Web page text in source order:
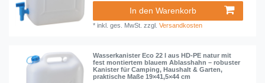
In den Warenkorb
*inkl. ges. MwSt. zzgl.Versandkosten
Wasserkanister Eco 22 l aus HD-PE natur mit
fest montiertem blauem Ablasshahn – robuster
Kanister für Camping, Haushalt & Garten,
praktische Maße 19×41,5×44 cm